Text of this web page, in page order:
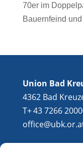
70er im
Bauernfeind
Union Bad
4362 Bad
T+ 43 7266